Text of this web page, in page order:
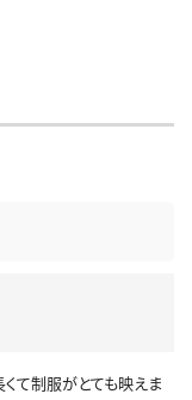
て制服がとても映えま